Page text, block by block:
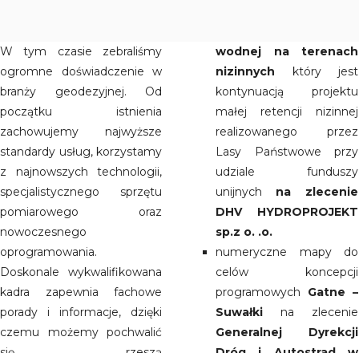
W tym czasie zebraliśmy
ogromne doświadczenie w
branży geodezyjnej. Od
początku istnienia
zachowujemy najwyższe
standardy usług, korzystamy
z najnowszych technologii,
specjalistycznego sprzętu
pomiarowego oraz
nowoczesnego
oprogramowania.
Doskonale wykwalifikowana
kadra zapewnia fachowe
porady i informacje, dzięki
czemu możemy pochwalić
wodnej na terenach
nizinnych który jest
kontynuacją projektu
małej retencji nizinnej
realizowanego przez
Lasy Państwowe przy
udziale funduszy
unijnych na zlecenie
DHV HYDROPROJEKT
sp.z o. .o.
numeryczne mapy do
celów koncepcji
programowych Gatne –
Suwałki na zlecenie
Generalnej Dyrekcji